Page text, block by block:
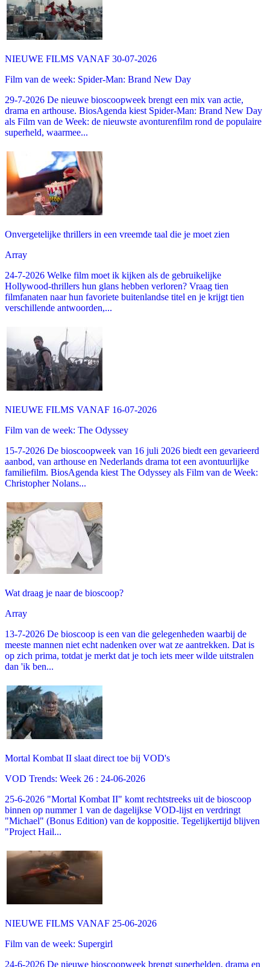
NIEUWE FILMS VANAF 30-07-2026
Film van de week: Spider-Man: Brand New Day
29-7-2026 De nieuwe bioscoopweek brengt een mix van actie,
drama en arthouse. BiosAgenda kiest Spider-Man: Brand New Day
als Film van de Week: de nieuwste avonturenfilm rond de populaire
superheld, waarmee...
Onvergetelijke thrillers in een vreemde taal die je moet zien
Array
24-7-2026 Welke film moet ik kijken als de gebruikelijke
Hollywood-thrillers hun glans hebben verloren? Vraag tien
filmfanaten naar hun favoriete buitenlandse titel en je krijgt tien
verschillende antwoorden,...
NIEUWE FILMS VANAF 16-07-2026
Film van de week: The Odyssey
15-7-2026 De bioscoopweek van 16 juli 2026 biedt een gevarieerd
aanbod, van arthouse en Nederlands drama tot een avontuurlijke
familiefilm. BiosAgenda kiest The Odyssey als Film van de Week:
Christopher Nolans...
Wat draag je naar de bioscoop?
Array
13-7-2026 De bioscoop is een van die gelegenheden waarbij de
meeste mannen niet echt nadenken over wat ze aantrekken. Dat is
op zich prima, totdat je merkt dat je toch iets meer wilde uitstralen
dan 'ik ben...
Mortal Kombat II slaat direct toe bij VOD's
VOD Trends: Week 26 : 24-06-2026
25-6-2026 "Mortal Kombat II" komt rechtstreeks uit de bioscoop
binnen op nummer 1 van de dagelijkse VOD-lijst en verdringt
"Michael" (Bonus Edition) van de koppositie. Tegelijkertijd blijven
"Project Hail...
NIEUWE FILMS VANAF 25-06-2026
Film van de week: Supergirl
24-6-2026 De nieuwe bioscoopweek brengt superhelden, drama en